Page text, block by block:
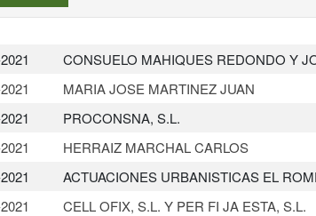
CONSUELO MAHIQUES REDONDO Y
MARIA JOSE MARTINEZ JUAN
PROCONSNA, S.L.
HERRAIZ MARCHAL CARLOS
ACTUACIONES URBANISTICAS EL
CELL OFIX, S.L. Y PER FI JA ESTA, S.L.